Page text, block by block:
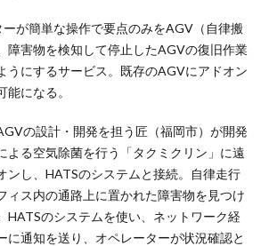
が簡単な操作で要点のみをAGV（自律搬
障害物を検知して停止したAGVの復旧作業
うにするサービス。既存のAGVにアドオン
になる。
の設計・開発を担う匠（福岡市）が開発
よる空気除菌を行う「タクミクリン」に遠
ンし、HATSのシステムと接続。自律走行
ィス内の通路上に置かれた障害物を見つけ
HATSのシステムを使い、ネットワーク経
に通知を送り、オペレーターが状況確認と